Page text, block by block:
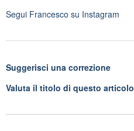
Segui Francesco su Instagram
Suggerisci una correzione
Valuta il titolo di questo articolo